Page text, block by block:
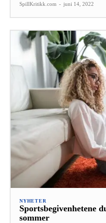
SpillKritikk.com - juni 14, 2022
NYHETER
Sportsbegivenhetene
sommer